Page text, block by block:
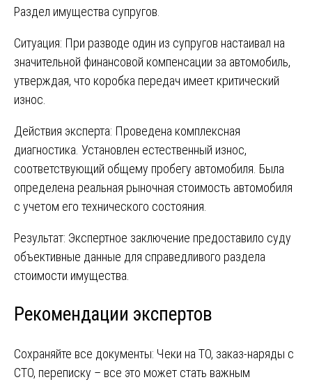
Раздел имущества супругов.
Ситуация: При разводе один из супругов настаивал на
значительной финансовой компенсации за автомобиль,
утверждая, что коробка передач имеет критический
износ.
Действия эксперта: Проведена комплексная
диагностика. Установлен естественный износ,
соответствующий общему пробегу автомобиля. Была
определена реальная рыночная стоимость автомобиля
с учетом его технического состояния.
Результат: Экспертное заключение предоставило суду
объективные данные для справедливого раздела
стоимости имущества.
Рекомендации экспертов
Сохраняйте все документы: Чеки на ТО, заказ-наряды с
СТО, переписку – все это может стать важным